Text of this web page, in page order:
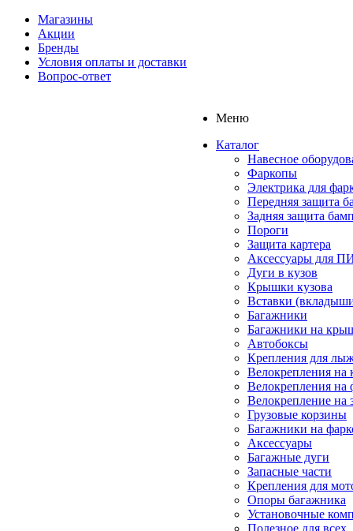
Магазины
Акции
Бренды
Условия оплаты и доставки
Вопрос-ответ
Меню
Каталог
Навесное
Фаркопы
Электрика для
Передняя защита
Задняя защита
Пороги
Защита картера
Аксессуары для
Дуги в кузов
Крышки кузова
Вставки
Багажники
Багажники на
Автобоксы
Крепления для
Велокрепления
Велокрепления на
Велокрепление на
Грузовые корзины
Багажники на
Аксессуары
Багажные дуги
Запасные части
Крепления для
Опоры багажника
Установочные
Полезное для всех